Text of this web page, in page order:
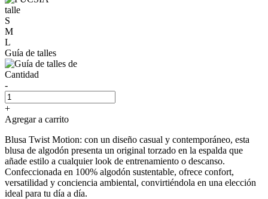
talle
S
M
L
Guía de talles
Cantidad
-
+
Agregar a carrito
Blusa Twist Motion: con un diseño casual y contemporáneo, esta
blusa de algodón presenta un original torzado en la espalda que
añade estilo a cualquier look de entrenamiento o descanso.
Confeccionada en 100% algodón sustentable, ofrece confort,
versatilidad y conciencia ambiental, convirtiéndola en una elección
ideal para tu día a día.